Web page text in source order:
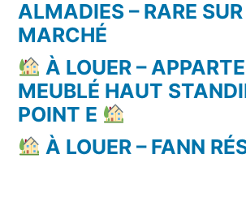
ALMADIES – RARE SUR
MARCHÉ
À LOUER –
MEUBLÉ HAUT
POINT E
À LOUER – FANN